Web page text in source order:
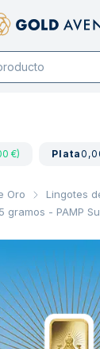
€) Plata
Oro
Lingotes
gramos - PAMP